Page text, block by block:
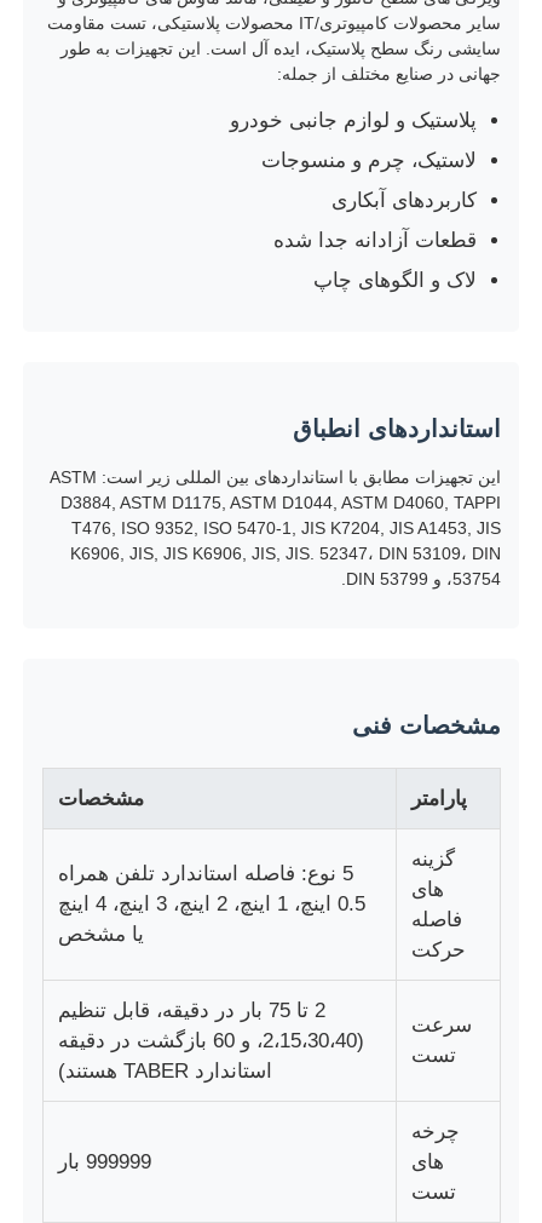
دستگاه تست ضربه
دستگاه آزمایش سایش
تجهیزات تست لاستیک
تجهیزات تست کفش
تجهیزات آزمایش بسته بندی
تجهیزات آزمایش چسب
سایر محصولات کامپیوتری/IT محصولات پلاستیکی، تست مقاومت
سایشی رنگ سطح پلاستیک، ایده آل است. این تجهیزات به طور
جهانی در صنایع مختلف از جمله:
پلاستیک و لوازم جانبی خودرو
لاستیک، چرم و منسوجات
کاربردهای آبکاری
قطعات آزادانه جدا شده
لاک و الگوهای چاپ
استانداردهای انطباق
این تجهیزات مطابق با استانداردهای بین المللی زیر است: ASTM
D3884, ASTM D1175, ASTM D1044, ASTM D4060, TAPPI
T476, ISO 9352, ISO 5470-1, JIS K7204, JIS A1453, JIS
K6906, JIS, JIS K6906, JIS, JIS. 52347، DIN 53109، DIN
53754، و DIN 53799.
مشخصات فنی
پارامتر مشخصات
گزینه
های
فاصله
حرکت
5 نوع: فاصله استاندارد تلفن همراه
0.5 اینچ، 1 اینچ، 2 اینچ، 3 اینچ، 4 اینچ
یا مشخص
سرعت
تست
2 تا 75 بار در دقیقه، قابل تنظیم
(2،15،30،40، و 60 بازگشت در دقیقه
استاندارد TABER هستند)
چرخه
های
تست
999999 بار